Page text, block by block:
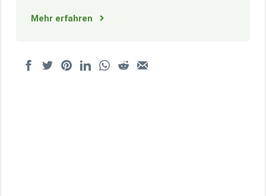
Mehr erfahren